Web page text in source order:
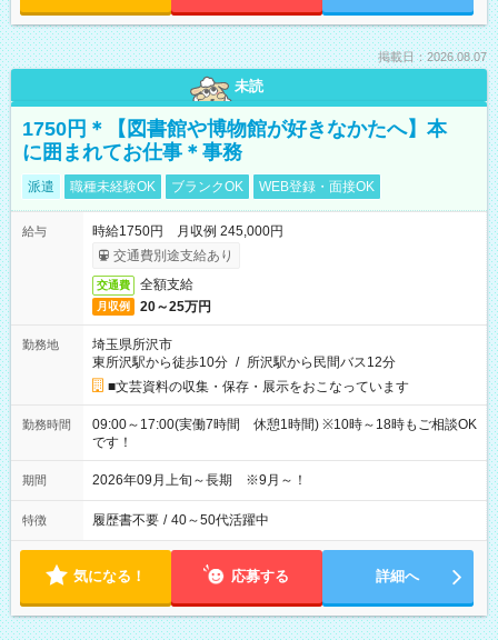
掲載日：2026.08.07
未読
1750円＊【図書館や博物館が好きなかたへ】本
に囲まれてお仕事＊事務
派遣 職種未経験OK ブランクOK WEB登録・面接OK
給与
時給1750円 月収例 245,000円
交通費別途支給あり
交通費 全額支給
月収例 20～25万円
勤務地
埼玉県所沢市
東所沢駅から徒歩10分 / 所沢駅から民間バス12分
■文芸資料の収集・保存・展示をおこなっています
勤務時間
09:00～17:00(実働7時間 休憩1時間) ※10時～18時もご相談OK
です！
期間 2026年09月上旬～長期 ※9月～！
特徴 履歴書不要 / 40～50代活躍中
気になる！ 応募する 詳細へ